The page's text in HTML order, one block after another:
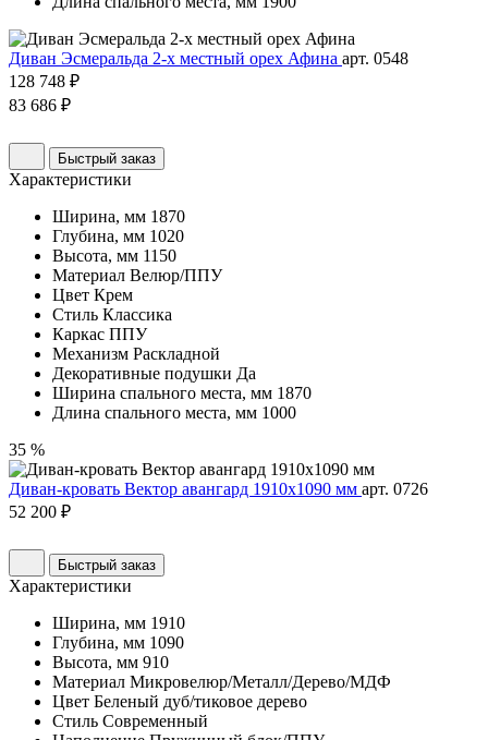
Диван Эсмеральда 2-х местный орех Афина арт. 0548
128 748 ₽
83 686 ₽
Быстрый заказ
Характеристики
Ширина, мм 1870
Глубина, мм 1020
Высота, мм 1150
Материал Велюр/ППУ
Цвет Крем
Стиль Классика
Каркас ППУ
Механизм Раскладной
Декоративные подушки Да
Ширина спального места, мм 1870
Длина спального места, мм 1000
35 %
Диван-кровать Вектор авангард 1910х1090 мм арт. 0726
52 200 ₽
Быстрый заказ
Характеристики
Ширина, мм 1910
Глубина, мм 1090
Высота, мм 910
Материал Микровелюр/Металл/Дерево/МДФ
Цвет Беленый дуб/тиковое дерево
Стиль Современный